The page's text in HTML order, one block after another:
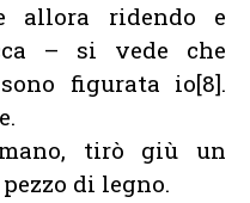
allora ridendo e
– si vede che
figurata io[8].
tirò giù un
di legno.